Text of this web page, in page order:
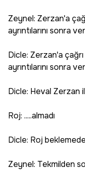
Zeynel: Zerzan'a
ayrıntılarını sonra
Dicle: Zerzan'a çağrı
ayrıntılarını sonra
Dicle: Heval Zerzan
Roj: .....almadı
Dicle: Roj
Zeynel: Tekmilden